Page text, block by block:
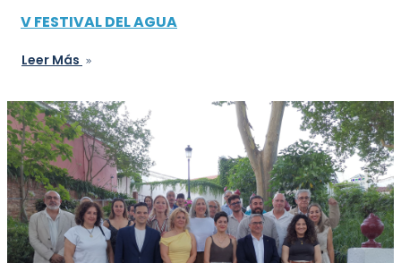
V FESTIVAL DEL AGUA
Leer Más